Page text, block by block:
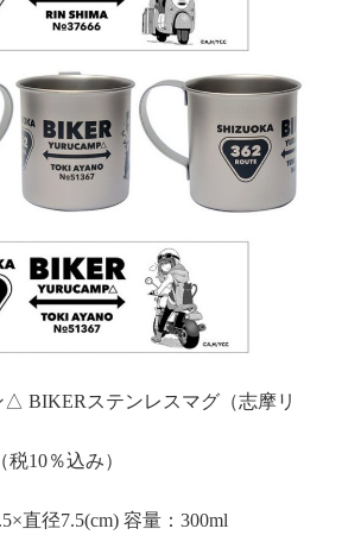
△ BIKERステンレスマグ（志摩リ
税10％込み）
直径7.5(cm) 容量：300ml